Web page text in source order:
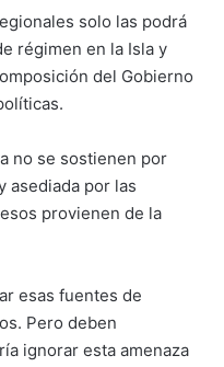
solo las podrá
régimen en la Isla y
del Gobierno
no se sostienen por
asediada por las
provienen de la
esas fuentes de
Pero deben
ignorar esta amenaza